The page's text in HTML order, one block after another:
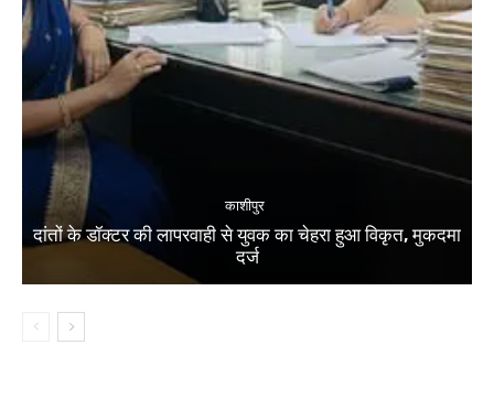
काशीपुर
दांतों के डॉक्टर की लापरवाही से युवक का चेहरा हुआ विकृत, मुकदमा
दर्ज